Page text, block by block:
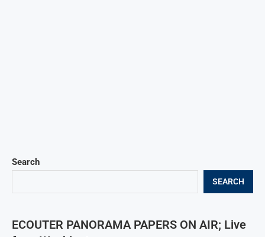
Search
SEARCH
ECOUTER PANORAMA PAPERS ON AIR; Live